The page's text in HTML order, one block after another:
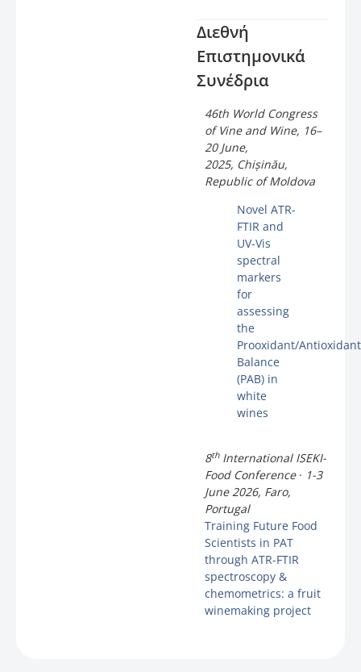
Διεθνή
Επιστημονικά
Συνέδρια
46th World Congress
of Vine and Wine, 16–
20 June,
2025, Chișinău,
Republic of Moldova
Novel ATR-
FTIR and
UV-Vis
spectral
markers
for
assessing
the
Prooxidant/Antioxidant
Balance
(PAB) in
white
wines
8thInternational ISEKI-
Food Conference· 1-3
June 2026, Faro,
Portugal
Training Future Food
Scientists in PAT
through ATR-FTIR
spectroscopy &
chemometrics: a fruit
winemaking project